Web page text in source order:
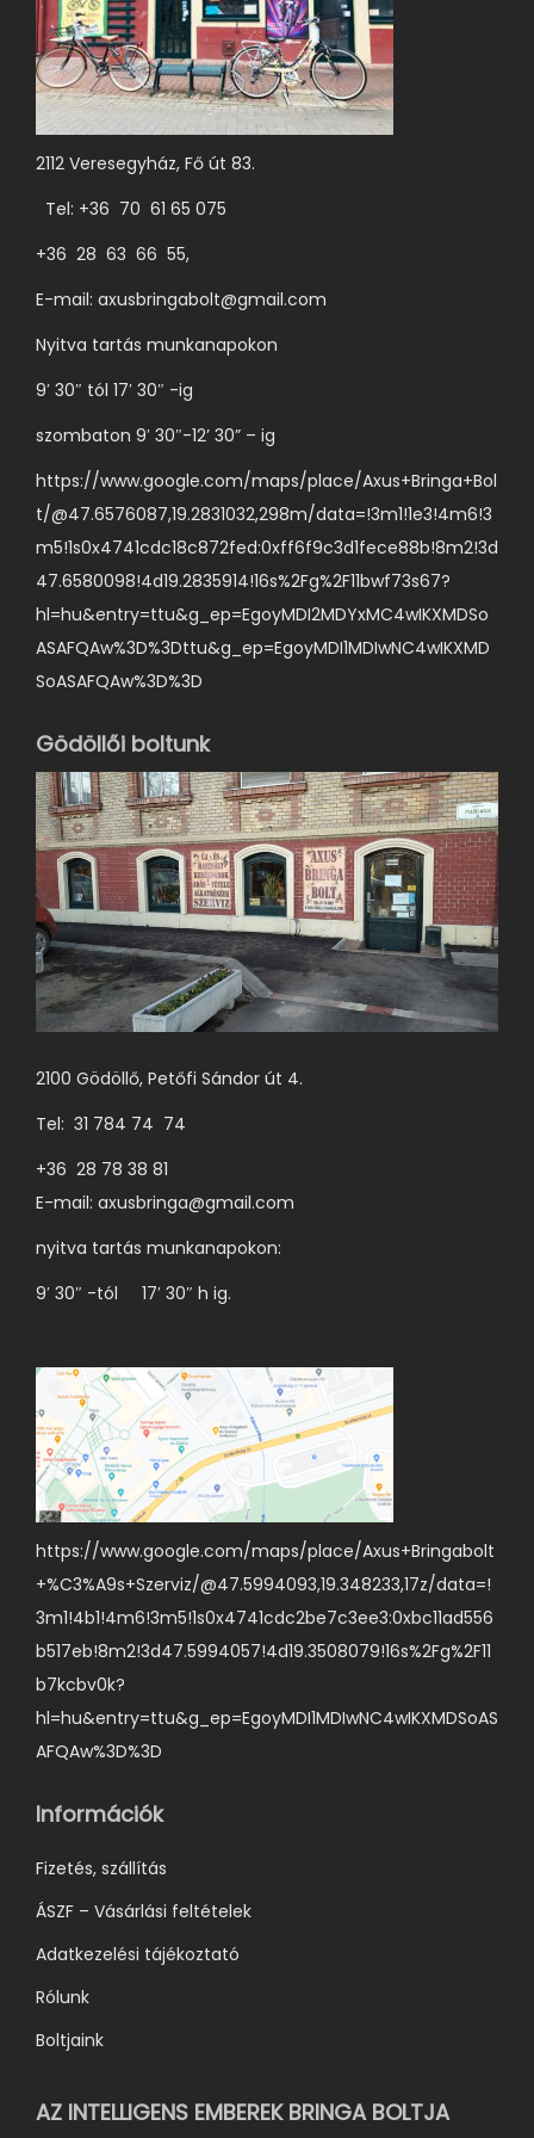
2112 Veresegyház, Fő út 83.
Tel: +36 70 61 65 075
+36 28 63 66 55,
E-mail: axusbringabolt@gmail.com
Nyitva tartás munkanapokon
9′ 30″ tól 17′ 30″ -ig
szombaton 9′ 30″-12’ 30” – ig
https://www.google.com/maps/place/Axus+Bringa+Bol
t/@47.6576087,19.2831032,298m/data=!3m1!1e3!4m6!3
m5!1s0x4741cdc18c872fed:0xff6f9c3d1fece88b!8m2!3d
47.6580098!4d19.2835914!16s%2Fg%2F11bwf73s67?
hl=hu&entry=ttu&g_ep=EgoyMDI2MDYxMC4wIKXMDSo
ASAFQAw%3D%3Dttu&g_ep=EgoyMDI1MDIwNC4wIKXMD
SoASAFQAw%3D%3D
Gödöllői boltunk
2100 Gödöllő, Petőfi Sándor út 4.
Tel: 31 784 74 74
+36 28 78 38 81
E-mail: axusbringa@gmail.com
nyitva tartás munkanapokon:
9′ 30″ -tól 17′ 30″ h ig.
https://www.google.com/maps/place/Axus+Bringabolt
+%C3%A9s+Szerviz/@47.5994093,19.348233,17z/data=!
3m1!4b1!4m6!3m5!1s0x4741cdc2be7c3ee3:0xbc11ad556
b517eb!8m2!3d47.5994057!4d19.3508079!16s%2Fg%2F11
b7kcbv0k?
hl=hu&entry=ttu&g_ep=EgoyMDI1MDIwNC4wIKXMDSoAS
AFQAw%3D%3D
Információk
Fizetés, szállítás
ÁSZF – Vásárlási feltételek
Adatkezelési tájékoztató
Rólunk
Boltjaink
AZ INTELLIGENS EMBEREK BRINGA BOLTJA